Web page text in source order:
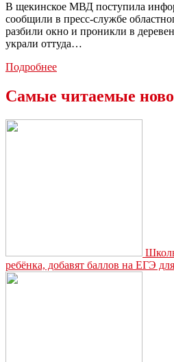
В щекинское МВД поступила
сообщили в пресс-службе
разбили окно и проникли в
украли оттуда…
ПодробнееВ
пес
Самые читаемые
ребёнка, добавят баллов на ЕГЭ